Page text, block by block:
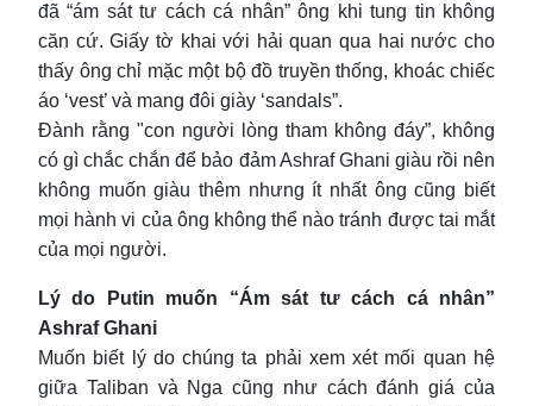
đã “ám sát tư cách cá nhân” ông khi tung tin không
căn cứ. Giấy tờ khai với hải quan qua hai nước cho
thấy ông chỉ mặc một bộ đồ truyền thống, khoác chiếc
áo ‘vest’ và mang đôi giày ‘sandals”.
Đành rằng "con người lòng tham không đáy”, không
có gì chắc chắn để bảo đảm Ashraf Ghani giàu rồi nên
không muốn giàu thêm nhưng ít nhất ông cũng biết
mọi hành vi của ông không thể nào tránh được tai mắt
của mọi người.
Lý do Putin muốn “Ám sát tư cách cá nhân”
Ashraf Ghani
Muốn biết lý do chúng ta phải xem xét mối quan hệ
giữa Taliban và Nga cũng như cách đánh giá của